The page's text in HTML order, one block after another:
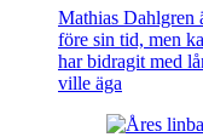
Mathias Dahlgren
före sin tid, men
har bidragit med
ville äga